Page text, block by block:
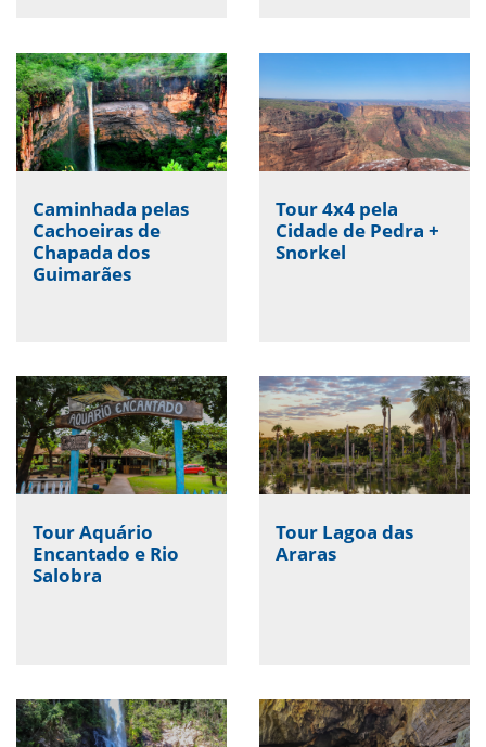
Caminhada pelas
Cachoeiras de
Chapada dos
Guimarães
Tour 4x4 pela
Cidade de Pedra +
Snorkel
Tour Aquário
Encantado e Rio
Salobra
Tour Lagoa das
Araras